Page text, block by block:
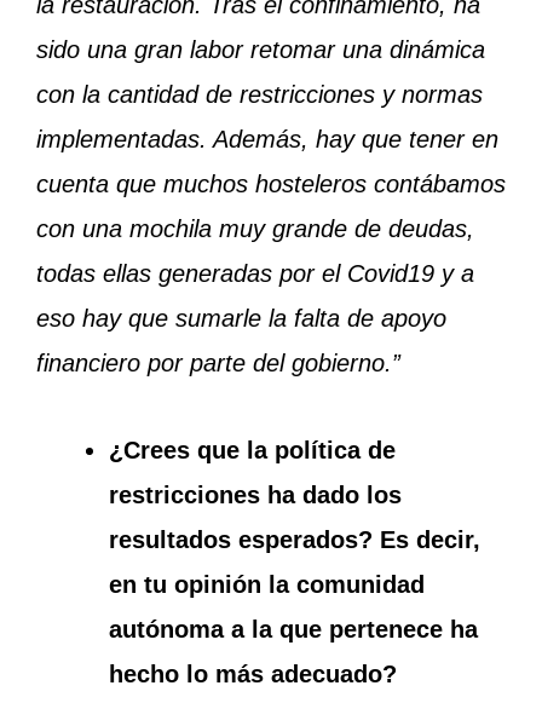
sido una gran labor retomar una dinámica
con la cantidad de restricciones y normas
implementadas. Además, hay que tener en
cuenta que muchos hosteleros contábamos
con una mochila muy grande de deudas,
todas ellas generadas por el Covid19 y a
eso hay que sumarle la falta de apoyo
financiero por parte del gobierno.”
¿Crees que la política de
restricciones ha dado los
resultados esperados? Es decir,
en tu opinión la comunidad
autónoma a la que pertenece ha
hecho lo más adecuado?